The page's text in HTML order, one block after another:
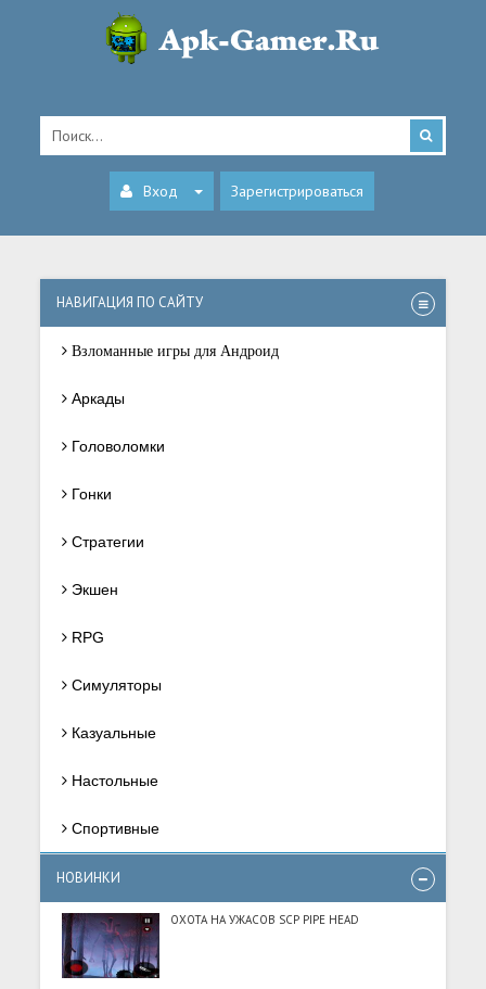
Вход Зарегистрироваться
НАВИГАЦИЯ ПО САЙТУ
Взломанные игры для Андроид
Аркады
Головоломки
Гонки
Стратегии
Экшен
RPG
Симуляторы
Казуальные
Настольные
Спортивные
НОВИНКИ
ОХОТА НА УЖАСОВ SCP PIPE HEAD